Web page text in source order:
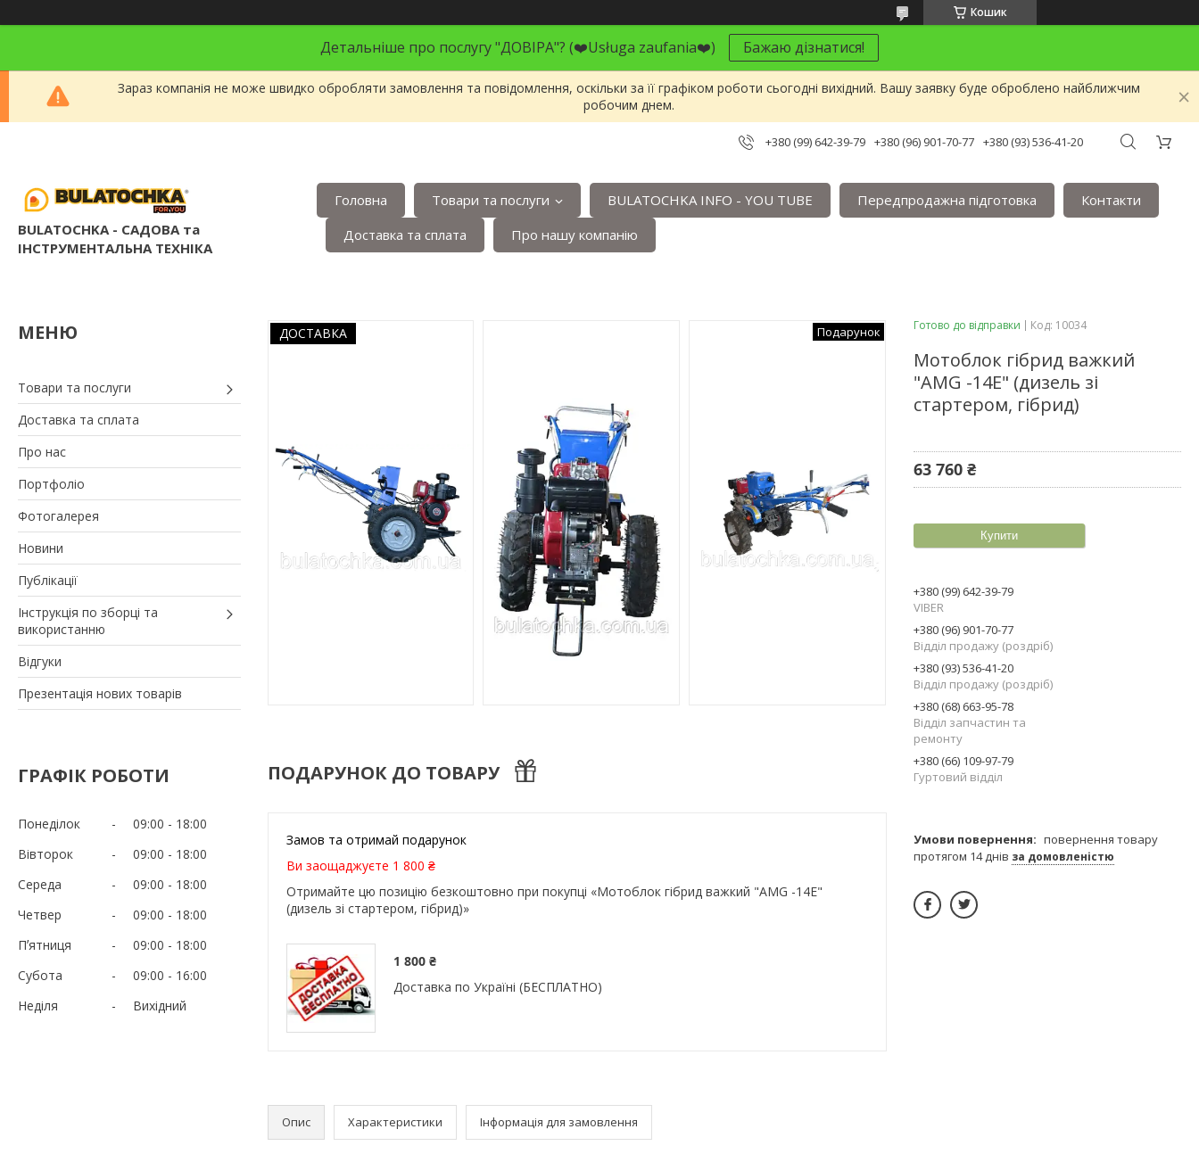
Кошик
Детальніше про послугу "ДОВІРА"? (❤️Usługa zaufania❤️) Бажаю дізнатися!
Зараз компанія не може швидко обробляти замовлення та повідомлення, оскільки за її графіком роботи сьогодні вихідний. Вашу заявку буде оброблено найближчим
робочим днем.
+380 (99) 642-39-79 +380 (96) 901-70-77 +380 (93) 536-41-20
BULATOCHKA - САДОВА та
ІНСТРУМЕНТАЛЬНА ТЕХНІКА
Головна Товари та послуги BULATOCHKA INFO - YOU TUBE Передпродажна підготовка
Контакти
Доставка та сплата
Про нашу компанію
Товари та послуги
Доставка та сплата
Про нас
Портфоліо
Фотогалерея
Новини
Публікації
Інструкція по зборці та
використанню
Відгуки
Презентація нових товарів
ГРАФІК РОБОТИ
Понеділок 09:00
18:00
Вівторок
09:00
18:00
Середа
09:00
18:00
Четвер
09:00
18:00
Пʼятниця
09:00
18:00
Субота
09:00
16:00
Неділя
Вихідний
ДОСТАВКА Подарунок
ПОДАРУНОК ДО ТОВАРУ
Замов та отримай подарунок
Ви заощаджуєте 1 800 ₴
Отримайте цю позицію безкоштовно при покупці «Мотоблок гібрид важкий "AMG -14Е"
(дизель зі стартером, гібрид)»
1 800 ₴
Доставка по Україні (БЕСПЛАТНО)
Опис Характеристики Інформація для замовлення
Готово до відправки Код: 10034
Мотоблок гібрид важкий
"AMG -14Е" (дизель зі
стартером, гібрид)
63 760 ₴
Купити
+380 (99) 642-39-79
VIBER
+380 (96) 901-70-77
Відділ продажу (роздріб)
+380 (93) 536-41-20
Відділ продажу (роздріб)
+380 (68) 663-95-78
Відділ запчастин та
ремонту
+380 (66) 109-97-79
Гуртовий відділ
повернення товару
протягом 14 днів за домовленістю